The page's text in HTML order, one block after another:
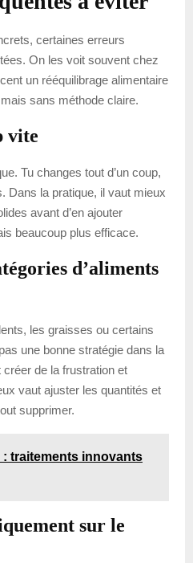
certaines erreurs
On les voit souvent chez
un rééquilibrage alimentaire
sans méthode claire.
vite
Tu changes tout d’un coup,
Dans la pratique, il vaut mieux
avant d’en ajouter
beaucoup plus efficace.
d’aliments
les graisses ou certains
une bonne stratégie dans la
de la frustration et
vaut ajuster les quantités et
supprimer.
traitements innovants
sur le